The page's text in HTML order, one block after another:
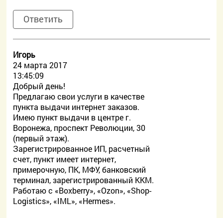
Ответить
Игорь
24 марта 2017
13:45:09
Добрый день!
Предлагаю свои услуги в качестве
пункта выдачи интернет заказов.
Имею пункт выдачи в центре г.
Воронежа, проспект Революции, 30
(первый этаж).
Зарегистрированное ИП, расчетный
счет, пункт имеет интернет,
примерочную, ПК, МФУ, банковский
терминал, зарегистрированный ККМ.
Работаю с «Boxberry», «Ozon», «Shop-
Logistics», «IML», «Hermes».